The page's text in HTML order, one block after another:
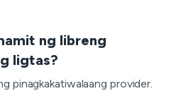
ng libreng
ligtas?
pinagkakatiwalaang provider.